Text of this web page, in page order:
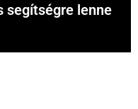
segítségre lenne